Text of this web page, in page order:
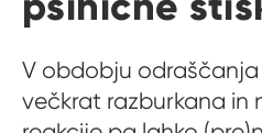
V obdobju odraščanja
večkrat razburkana in